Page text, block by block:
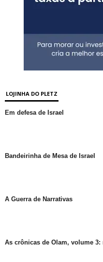
LOJINHA DO PLETZ
Em defesa de Israel
Bandeirinha de Mesa de Israel
A Guerra de Narrativas
As crônicas de Olam, volume